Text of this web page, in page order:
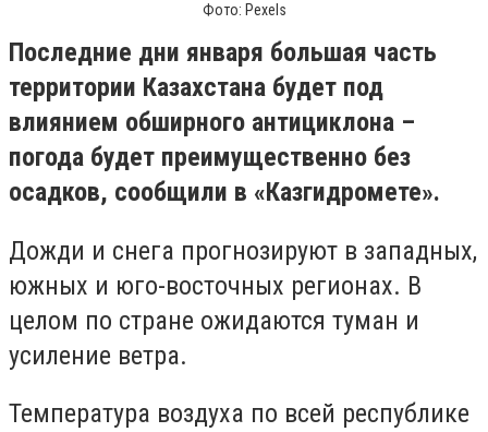
Фото: Pexels
Последние дни января большая часть
территории Казахстана будет под
влиянием обширного антициклона –
погода будет преимущественно без
осадков, сообщили в «Казгидромете».
Дожди и снега прогнозируют в западных,
южных и юго-восточных регионах. В
целом по стране ожидаются туман и
усиление ветра.
Температура воздуха по всей республике